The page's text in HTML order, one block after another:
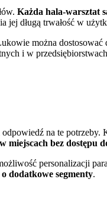
Każda hala-warsztat
jej długą trwałość w
można dostosować
i w
na te
miejscach bez dostępu
personalizacji
dodatkowe segmenty.